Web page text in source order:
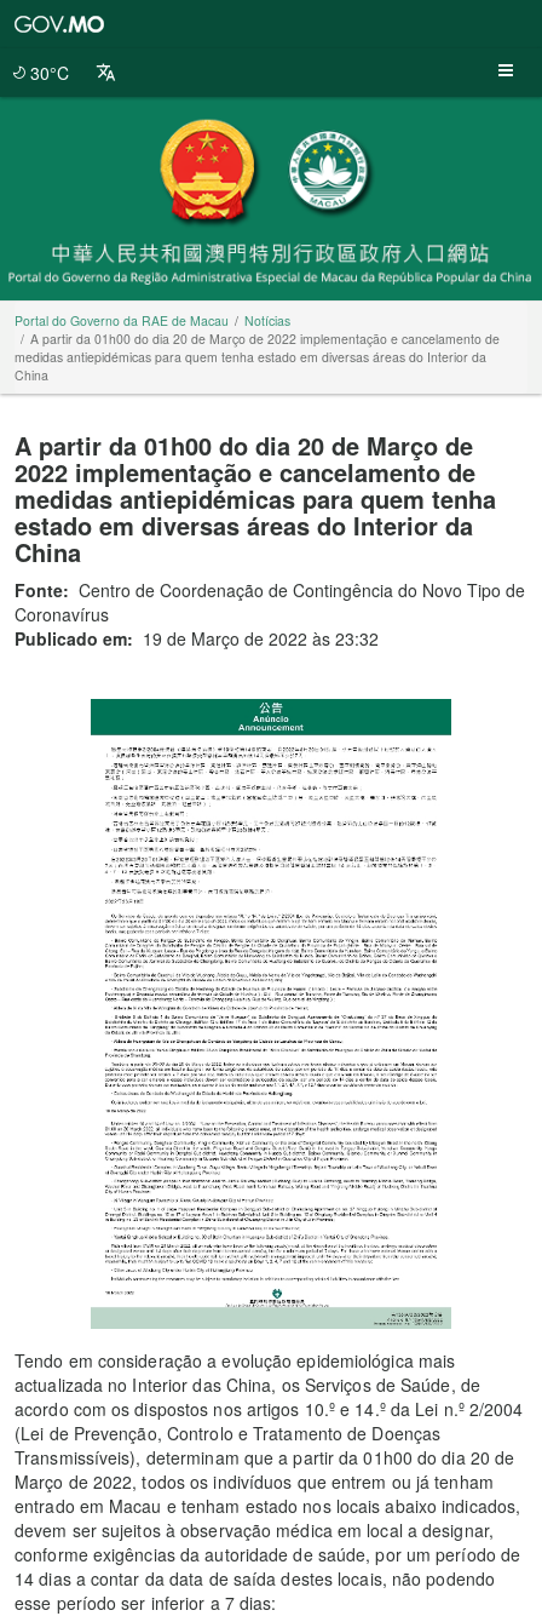
30°C
Portal do Governo da RAE de Macau
Notícias
A partir da 01h00 do dia 20 de Março de 2022 implementação e cancelamento de
medidas antiepidémicas para quem tenha estado em diversas áreas do Interior da
China
A partir da 01h00 do dia 20 de Março de
2022 implementação e cancelamento de
medidas antiepidémicas para quem tenha
estado em diversas áreas do Interior da
China
Fonte: Centro de Coordenação de Contingência do Novo Tipo de
Coronavírus
Publicado em: 19 de Março de 2022 às 23:32
Tendo em consideração a evolução epidemiológica mais
actualizada no Interior das China, os Serviços de Saúde, de
acordo com os dispostos nos artigos 10.º e 14.º da Lei n.º 2/2004
(Lei de Prevenção, Controlo e Tratamento de Doenças
Transmissíveis), determinam que a partir da 01h00 do dia 20 de
Março de 2022, todos os indivíduos que entrem ou já tenham
entrado em Macau e tenham estado nos locais abaixo indicados,
devem ser sujeitos à observação médica em local a designar,
conforme exigências da autoridade de saúde, por um período de
14 dias a contar da data de saída destes locais, não podendo
esse período ser inferior a 7 dias: